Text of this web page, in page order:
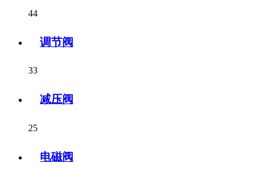
44
调节阀
33
减压阀
25
电磁阀